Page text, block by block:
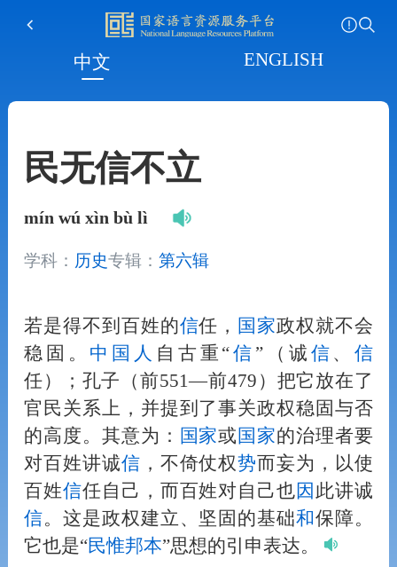
中文 ENGLISH
民无信不立
mín wú xìn bù lì
学科： 历史专辑： 第六辑
若是得不到百姓的信任， 国家政权就不会
稳固。 中国 人 自古重“信 ”（诚 信 、信
任）；孔子（前551—前479）把它放在了
官民关系上，并提到了事关政权稳固与否
的高度。其意为：
国家或 国家的治理者要
对百姓讲诚信 ，不倚仗权势而妄为，以使
百姓信任自己，而百姓对自己也 因 此讲诚
信。这是政权建立、坚固的基础和保障。
它也是“民惟邦本”思想的引申表达。